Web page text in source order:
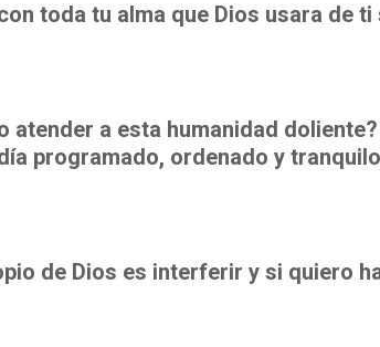
toda tu alma que Dios usara de ti
atender a esta humanidad
programado, ordenado y
de Dios es interferir y si quiero